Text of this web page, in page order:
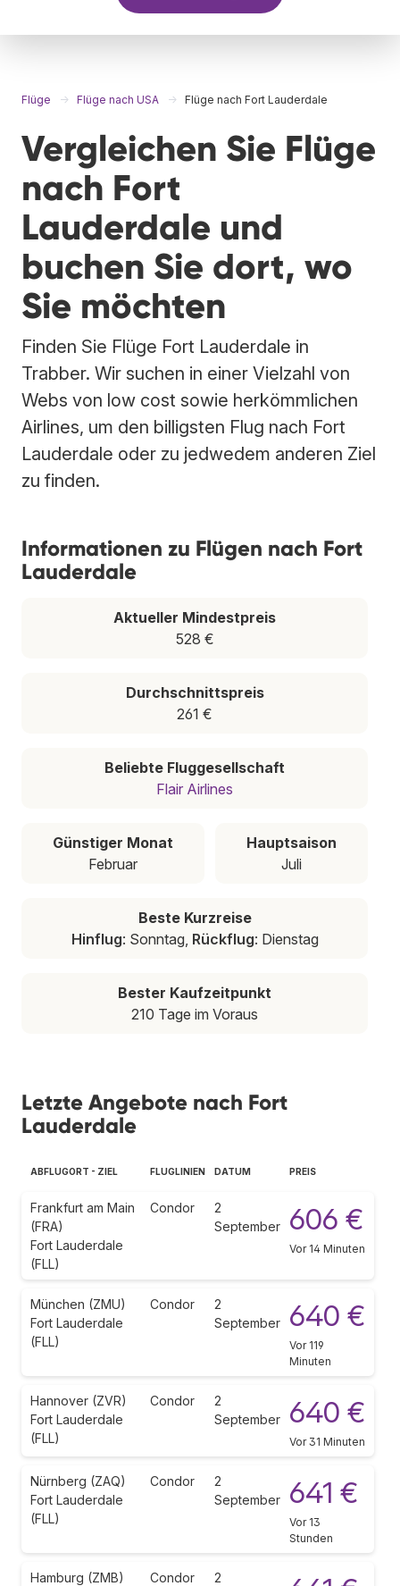
Flüge Flüge nach USA Flüge nach Fort Lauderdale
Vergleichen Sie Flüge
nach Fort
Lauderdale und
buchen Sie dort, wo
Sie möchten
Finden Sie Flüge Fort Lauderdale in
Trabber. Wir suchen in einer Vielzahl von
Webs von low cost sowie herkömmlichen
Airlines, um den billigsten Flug nach Fort
Lauderdale oder zu jedwedem anderen Ziel
zu finden.
Informationen zu Flügen nach Fort
Lauderdale
Aktueller Mindestpreis
528 €
Durchschnittspreis
261 €
Beliebte Fluggesellschaft
Flair Airlines
Günstiger Monat
Februar
Hauptsaison
Juli
Beste Kurzreise
Hinflug: Sonntag, Rückflug: Dienstag
Bester Kaufzeitpunkt
210 Tage im Voraus
Letzte Angebote nach Fort
Lauderdale
ABFLUGORT - ZIEL FLUGLINIEN DATUM PREIS
Frankfurt am Main
(FRA)
Fort Lauderdale
(FLL)
Condor
2
September
606 €
Vor 14 Minuten
München (ZMU)
Fort Lauderdale
(FLL)
Condor
2
September
640 €
Vor 119
Minuten
Hannover (ZVR)
Fort Lauderdale
(FLL)
Condor
2
September
640 €
Vor 31 Minuten
Nürnberg (ZAQ)
Fort Lauderdale
(FLL)
Condor
2
September
641 €
Vor 13
Stunden
Hamburg (ZMB) Condor 2